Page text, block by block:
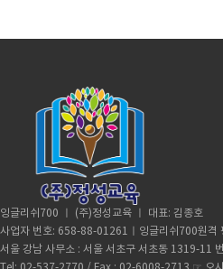
잉글리쉬700 ㅣ (주)정성교육 ㅣ 대표: 김종호
사업자 번호: 658-88-01261ㅣ잉글리쉬700원격
서울 강남 사무소 : 서울 서초구 서초동 1319-11